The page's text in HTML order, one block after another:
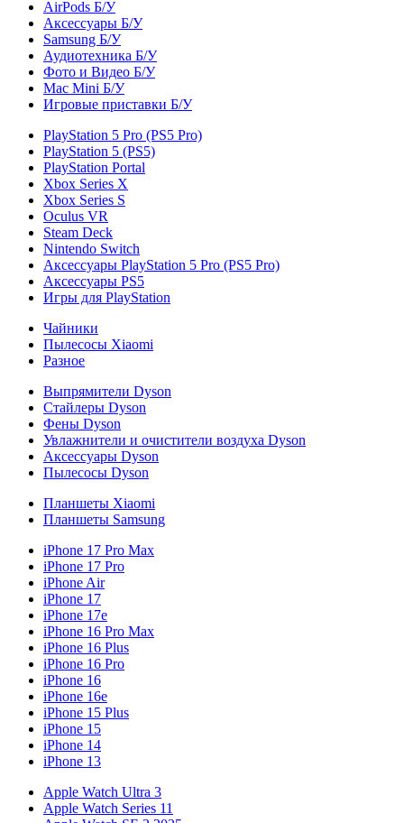
AirPods Б/У
Аксессуары Б/У
Samsung Б/У
Аудиотехника Б/У
Фото и Видео Б/У
Mac Mini Б/У
Игровые приставки Б/У
PlayStation 5 Pro (PS5 Pro)
PlayStation 5 (PS5)
PlayStation Portal
Xbox Series X
Xbox Series S
Oculus VR
Steam Deck
Nintendo Switch
Аксессуары PlayStation 5 Pro (PS5 Pro)
Аксессуары PS5
Игры для PlayStation
Чайники
Пылесосы Xiaomi
Разное
Выпрямители Dyson
Стайлеры Dyson
Фены Dyson
Увлажнители и очистители воздуха Dyson
Аксессуары Dyson
Пылесосы Dyson
Планшеты Xiaomi
Планшеты Samsung
iPhone 17 Pro Max
iPhone 17 Pro
iPhone Air
iPhone 17
iPhone 17e
iPhone 16 Pro Max
iPhone 16 Plus
iPhone 16 Pro
iPhone 16
iPhone 16e
iPhone 15 Plus
iPhone 15
iPhone 14
iPhone 13
Apple Watch Ultra 3
Apple Watch Series 11